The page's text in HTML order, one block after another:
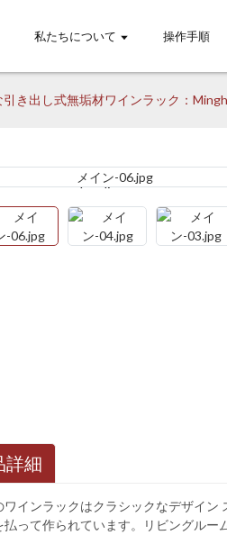
私たちについて 操作手順
引き出し式無垢材ワインラック：
Loading...
Loading...
詳細
ワインラックはクラシックなデザイ
払って作られています。リビングルー